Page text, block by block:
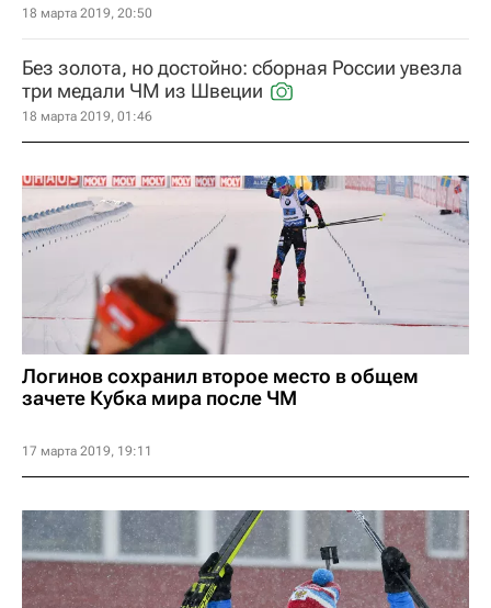
18 марта 2019, 20:50
Без золота, но достойно: сборная России увезла
три медали ЧМ из Швеции
18 марта 2019, 01:46
Логинов сохранил второе место в общем
зачете Кубка мира после ЧМ
17 марта 2019, 19:11